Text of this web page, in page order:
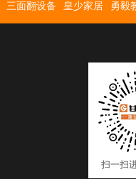
三面翻设备 皇少家居 勇毅
扫一扫